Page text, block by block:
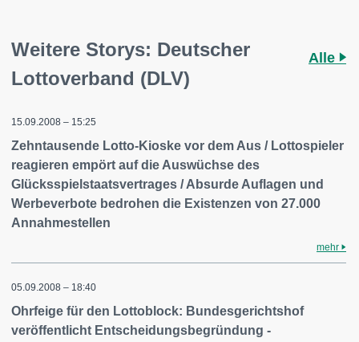
Weitere Storys: Deutscher
Lottoverband (DLV)
Alle
15.09.2008 – 15:25
Zehntausende Lotto-Kioske vor dem Aus / Lottospieler
reagieren empört auf die Auswüchse des
Glücksspielstaatsvertrages / Absurde Auflagen und
Werbeverbote bedrohen die Existenzen von 27.000
Annahmestellen
mehr
05.09.2008 – 18:40
Ohrfeige für den Lottoblock: Bundesgerichtshof
veröffentlicht Entscheidungsbegründung -